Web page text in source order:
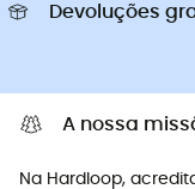
Devoluções
A nossa
Na Hardloop,